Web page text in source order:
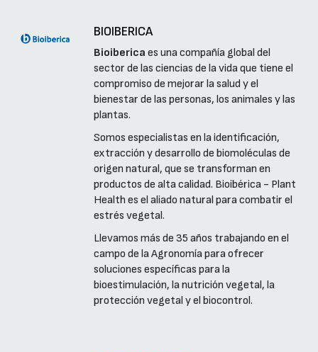
BIOIBERICA
Bioiberica es una compañía global del
sector de las ciencias de la vida que tiene el
compromiso de mejorar la salud y el
bienestar de las personas, los animales y las
plantas.
Somos especialistas en la identificación,
extracción y desarrollo de biomoléculas de
origen natural, que se transforman en
productos de alta calidad. Bioibérica - Plant
Health es el aliado natural para combatir el
estrés vegetal.
Llevamos más de 35 años trabajando en el
campo de la Agronomía para ofrecer
soluciones específicas para la
bioestimulación, la nutrición vegetal, la
protección vegetal y el biocontrol.